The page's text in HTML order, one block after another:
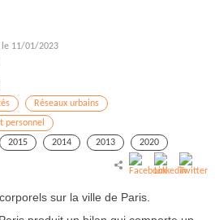
le 11/01/2023
Réseaux urbains
personnel
2015 2014 2013 2020
sur la ville de Paris.